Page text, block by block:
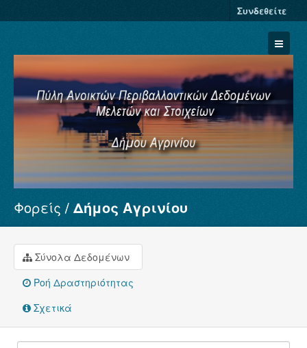
Συνδεθείτε
Σύνολα Δεδομένων
Φορείς
Ομάδες
Σχετικά
Φορείς Δήμος Αγρινίου
Σύνολα Δεδομένων
Ροή Δραστηριότητας
Σχετικά